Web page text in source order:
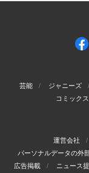
芸能 ジャニーズ
コミックス
運営会社
パーソナルデータの外
広告掲載
ニュース